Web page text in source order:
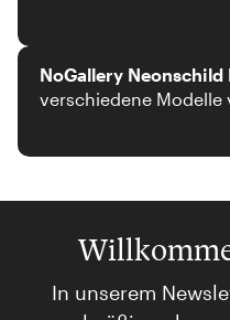
NoGallery Neonschild
verschiedene Modelle
In unserem